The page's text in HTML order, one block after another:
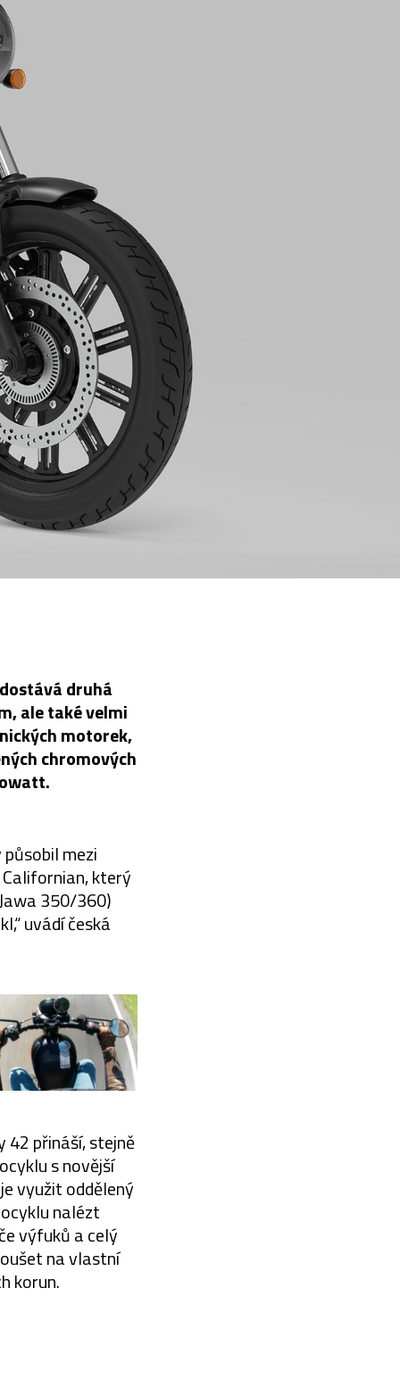
druhá
ale také velmi
motorek,
chromových
mezi
který
350/360)
uvádí česká
42 přináší, stejně
s novější
využit oddělený
nalézt
výfuků a celý
na vlastní
korun.